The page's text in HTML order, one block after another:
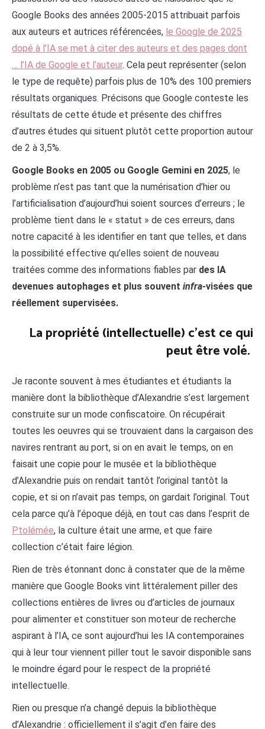
Google Books des années 2005-2015 attribuait parfois
aux auteurs et autrices référencées, le Google de 2025
dopé à l’IA se met à citer des auteurs et des pages dont
… l’IA de Google et l’auteur. Cela peut représenter (selon
le type de requête) parfois plus de 10% des 100 premiers
résultats organiques. Précisons que Google conteste les
résultats de cette étude et présente des chiffres
d’autres études qui situent plutôt cette proportion autour
de 2 à 3,5%.
Google Books en 2005 ou Google Gemini en 2025, le
problème n’est pas tant que la numérisation d’hier ou
l’artificialisation d’aujourd’hui soient sources d’erreurs ; le
problème tient dans le « statut » de ces erreurs, dans
notre capacité à les identifier en tant que telles, et dans
la possibilité effective qu’elles soient de nouveau
traitées comme des informations fiables par des IA
devenues autophages et plus souvent infra-visées que
réellement supervisées.
La propriété (intellectuelle) c’est ce qui
peut être volé.
Je raconte souvent à mes étudiantes et étudiants la
manière dont la bibliothèque d’Alexandrie s’est largement
construite sur un mode confiscatoire. On récupérait
toutes les oeuvres qui se trouvaient dans la cargaison des
navires rentrant au port, si on en avait le temps, on en
faisait une copie pour le musée et la bibliothèque
d’Alexandrie puis on rendait tantôt l’original tantôt la
copie, et si on n’avait pas temps, on gardait l’original. Tout
cela parce qu’à l’époque déjà, en tout cas dans l’esprit de
Ptolémée, la culture était une arme, et que faire
collection c’était faire légion.
Rien de très étonnant donc à constater que de la même
manière que Google Books vint littéralement piller des
collections entières de livres ou d’articles de journaux
pour alimenter et constituer son moteur de recherche
aspirant à l’IA, ce sont aujourd’hui les IA contemporaines
qui à leur tour viennent piller tout le savoir disponible sans
le moindre égard pour le respect de la propriété
intellectuelle.
Rien ou presque n’a changé depuis la bibliothèque
d’Alexandrie : officiellement il s’agit d’en faire des